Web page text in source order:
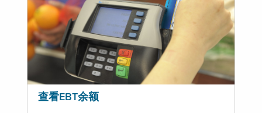
查看EBT余额